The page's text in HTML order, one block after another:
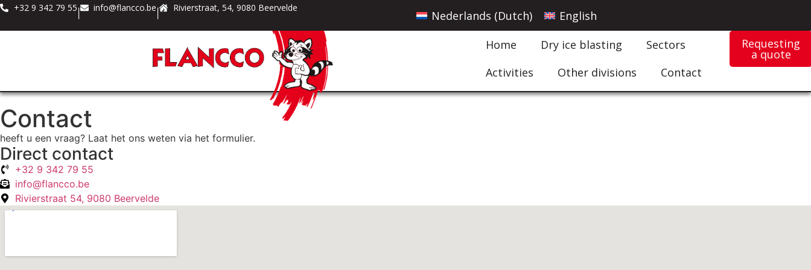
+32 9 342 79 55 info@flancco.be Rivierstraat, 54, 9080 Beervelde
Nederlands (Dutch)
English
Home
Dry ice blasting
Sectors
Activities
Other divisions Contact
Requesting
a quote
Contact
heeft u een vraag? Laat het ons weten via het formulier.
Direct contact
+32 9 342 79 55
info@flancco.be
Rivierstraat 54, 9080 Beervelde